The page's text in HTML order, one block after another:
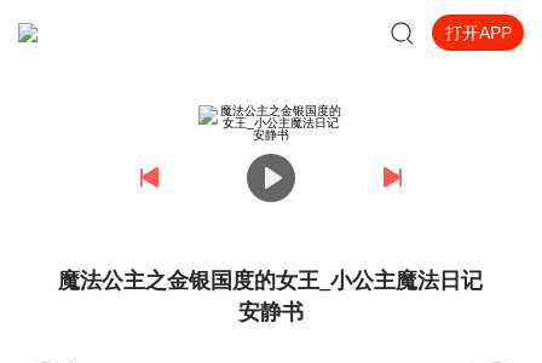
打开APP
魔法公主之金银国度的女王_小公主魔法日记
安静书